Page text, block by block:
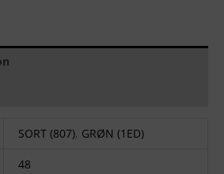
SORT (807), GRØN (1ED)
48